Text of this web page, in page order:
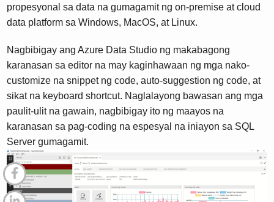
propesyonal sa data na gumagamit ng on-premise at cloud
data platform sa Windows, MacOS, at Linux.
Nagbibigay ang Azure Data Studio ng makabagong
karanasan sa editor na may kaginhawaan ng mga nako-
customize na snippet ng code, auto-suggestion ng code, at
sikat na keyboard shortcut. Naglalayong bawasan ang mga
paulit-ulit na gawain, nagbibigay ito ng maayos na
karanasan sa pag-coding na espesyal na iniayon sa SQL
Server gumagamit.